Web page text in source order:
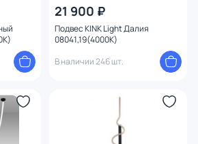
21 900 ₽
Подвес KINK Light Далия
08041,19(4000K)
В наличии 246 шт.